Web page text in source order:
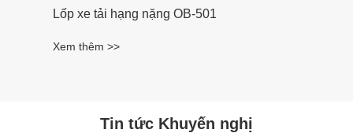
Lốp xe tải hạng nặng OB-501
Xem thêm >>
Tin tức Khuyến nghị